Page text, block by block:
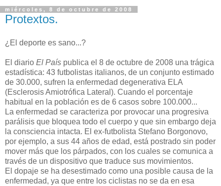
miércoles, 8 de octubre de 2008
Protextos.
¿El deporte es sano...?
El diario El País publica el 8 de octubre de 2008 una trágica
estadística: 43 futbolistas italianos, de un conjunto estimado
de 30.000, sufren la enfermedad degenerativa ELA
(Esclerosis Amiotrófica Lateral). Cuando el porcentaje
habitual en la población es de 6 casos sobre 100.000...
La enfermedad se caracteriza por provocar una progresiva
parálisis que bloquea todo el cuerpo y que sin embargo deja
la consciencia intacta. El ex-futbolista Stefano Borgonovo,
por ejemplo, a sus 44 años de edad, está postrado sin poder
mover más que los párpados, con los cuales se comunica a
través de un dispositivo que traduce sus movimientos.
El dopaje se ha desestimado como una posible causa de la
enfermedad, ya que entre los ciclistas no se da en esa